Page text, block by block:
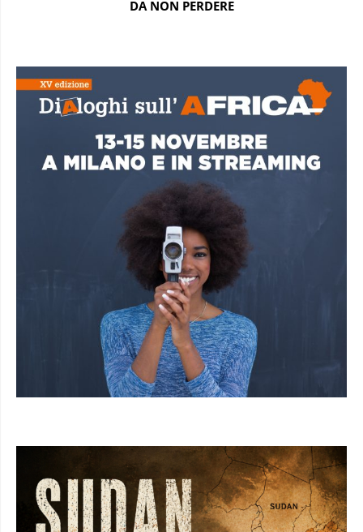
DA NON PERDERE